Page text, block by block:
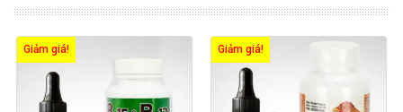
Giảm giá! Giảm giá!